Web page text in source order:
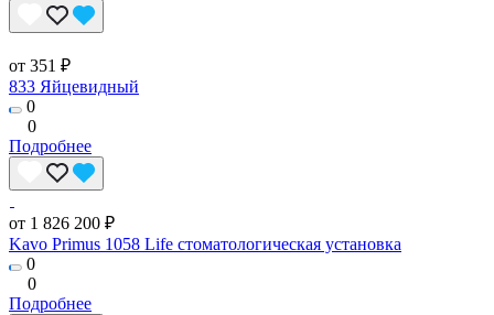
от 351 ₽
833 Яйцевидный
0
0
Подробнее
от 1 826 200 ₽
Kavo Primus 1058 Life стоматологическая установка
0
0
Подробнее